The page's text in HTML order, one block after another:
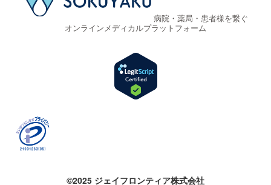
病院・薬局・患者様を繋ぐ
オンラインメディカルプラットフォーム
©2025 ジェイフロンティア株式会社